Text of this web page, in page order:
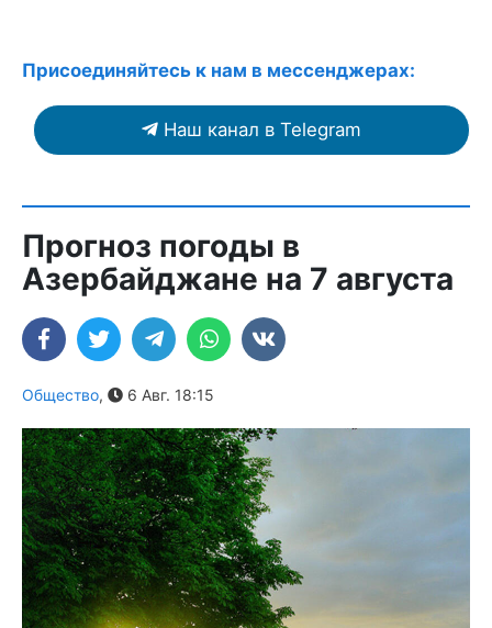
Присоединяйтесь к нам в мессенджерах:
Наш канал в Telegram
Прогноз погоды в
Азербайджане на 7 августа
Общество, 6 Авг. 18:15